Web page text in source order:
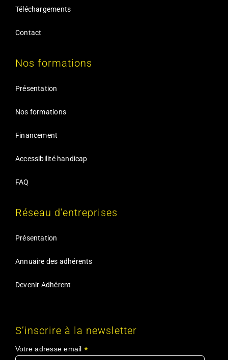
Téléchargements
Contact
Nos formations
Présentation
Nos formations
Financement
Accessibilité handicap
FAQ
Réseau d’entreprises
Présentation
Annuaire des adhérents
Devenir Adhérent
S’inscrire à la newsletter
Votre adresse email *